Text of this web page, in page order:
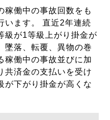
稼働中の事故回数をも
います。 直近2年連続
級が1等級上がり掛金が
墜落、転覆、異物の巻
稼働中の事故並びに加
共済金の支払いを受け
が下がり掛金が高くな